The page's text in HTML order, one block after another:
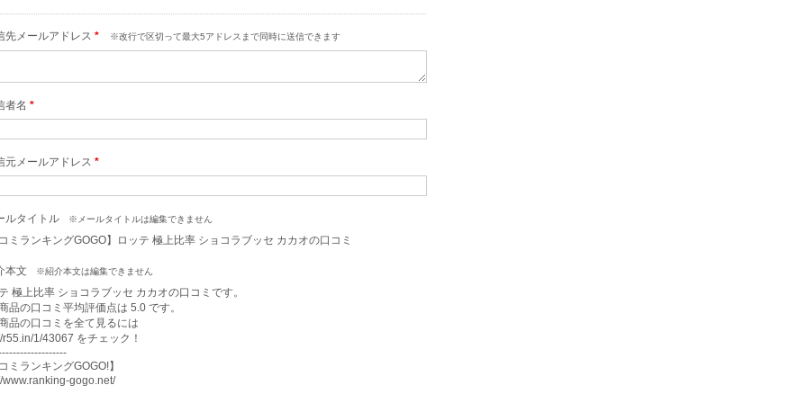
先メールアドレス * ※改行で区切って最大5アドレスまで同時に送信できます
者名 *
元メールアドレス *
ルタイトル ※メールタイトルは編集できません
ミランキングGOGO】ロッテ 極上比率 ショコラブッセ カカオの口コミ
本文 ※紹介本文は編集できません
極上比率 ショコラブッセ カカオの口コミです。
品の口コミ平均評価点は 5.0 です。
品の口コミを全て見るには
r55.in/1/43067 をチェック！
ミランキングGOGO!】
www.ranking-gogo.net/